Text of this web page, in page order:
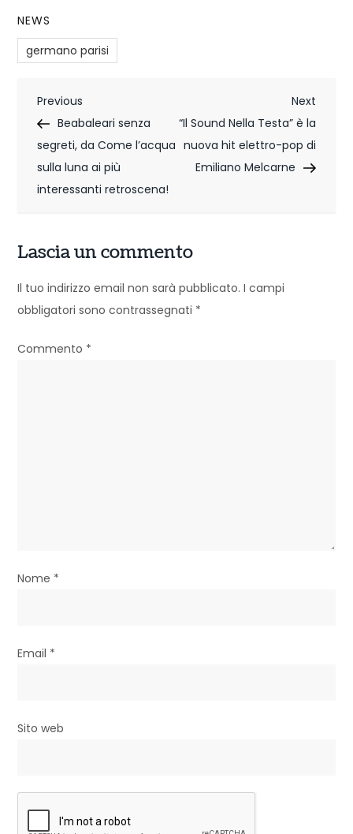
NEWS
germano parisi
N
a
v
i
a
z
i
o
i
Previous
Post
Previous
Beabaleari senza
segreti, da Come l’acqua
sulla luna ai più
interessanti retroscena!
Next
Post
Next
“Il Sound Nella Testa” è la
nuova hit elettro-pop di
Emiliano Melcarne
Lascia un commento
Il tuo indirizzo email non sarà pubblicato. I campi
obbligatori sono contrassegnati *
Commento *
Nome *
Email *
Sito web